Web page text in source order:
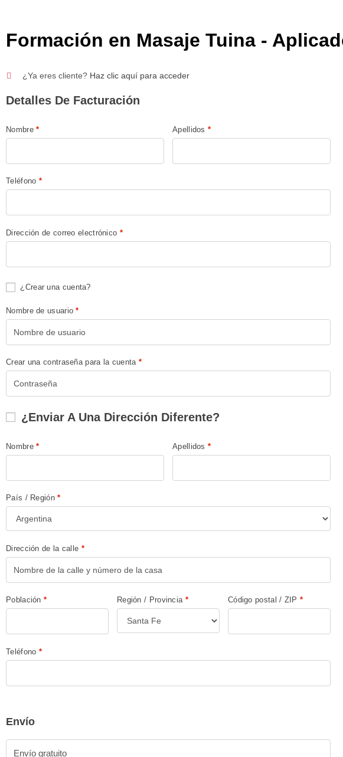
Formación en Masaje Tuina -
¿Ya eres cliente? Haz clic aquí para acceder
Detalles De Facturación
Nombre* Apellidos *
Teléfono *
Dirección de correo electrónico *
¿Crear una cuenta?
Nombre de usuario*
Crear una contraseña para la cuenta *
¿Enviar A Una Dirección Diferente?
Nombre* Apellidos *
País / Región*
Dirección de la calle *
Población * Región / Provincia * Código postal / ZIP *
Teléfono *
Envío
Envío gratuito